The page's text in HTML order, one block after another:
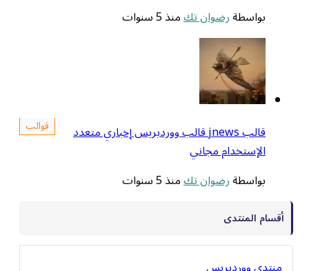
رضوان تكمنذ 5 سنوات
قوالب قالب jnews قالب ووردبريس إخباري متعدد
مجاني
رضوان تكمنذ 5 سنوات